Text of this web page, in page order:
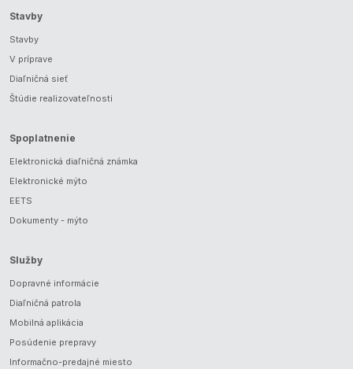
Stavby
Stavby
V príprave
Diaľničná sieť
Štúdie realizovateľnosti
Spoplatnenie
Elektronická diaľničná známka
Elektronické mýto
EETS
Dokumenty - mýto
Služby
Dopravné informácie
Diaľničná patrola
Mobilná aplikácia
Posúdenie prepravy
Informačno-predajné miesto